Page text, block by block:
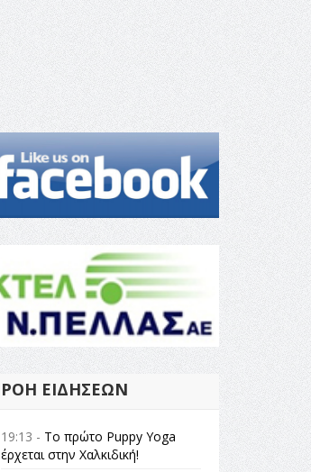
ΡΟΉ ΕΙΔΉΣΕΩΝ
19:13 - Το πρώτο Puppy Yoga
έρχεται στην Χαλκιδική!